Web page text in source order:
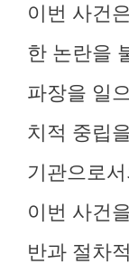
이번 사건
한 논란을
파장을 일
치적 중립
기관으로
이번 사건
반과 절차